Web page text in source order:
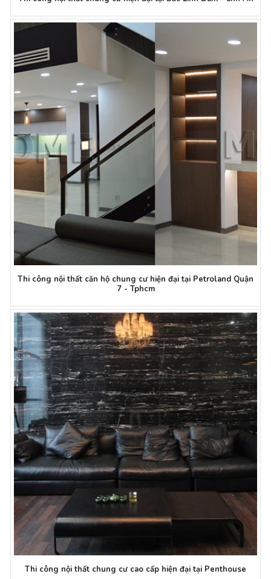
Thi công nội thất căn hộ chung cư hiện đại tại Petroland Quận
7 - Tphcm
Thi công nội thất chung cư cao cấp hiện đại tại Penthouse